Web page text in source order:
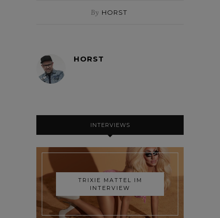
By HORST
HORST
INTERVIEWS
TRIXIE MATTEL IM
INTERVIEW